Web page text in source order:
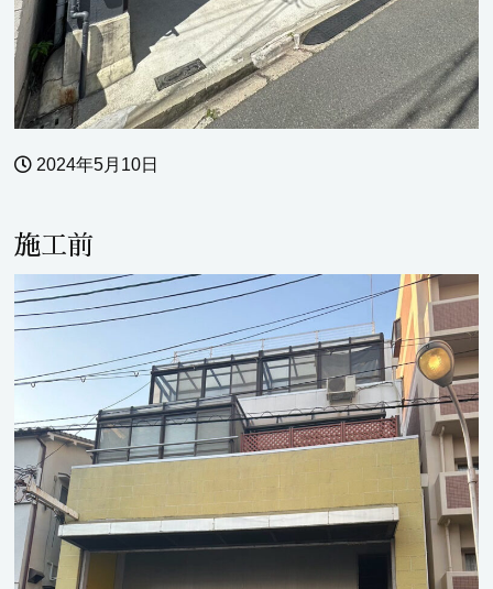
2024年5月10日
施工前